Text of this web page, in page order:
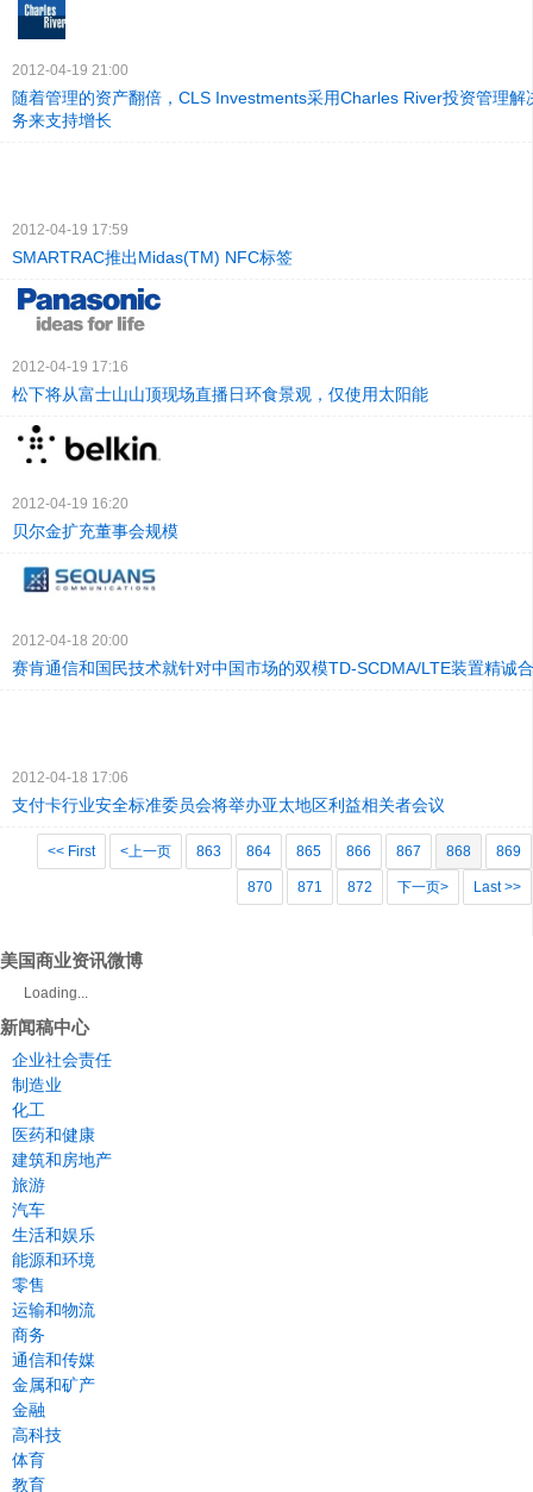
2012-04-19 21:00
随着管理的资产翻倍，CLS Investments采用Charles River投资管理解
务来支持增长
2012-04-19 17:59
SMARTRAC推出Midas(TM) NFC标签
2012-04-19 17:16
松下将从富士山山顶现场直播日环食景观，仅使用太阳能
2012-04-19 16:20
贝尔金扩充董事会规模
2012-04-18 20:00
赛肯通信和国民技术就针对中国市场的双模TD-SCDMA/LTE装置精诚
2012-04-18 17:06
支付卡行业安全标准委员会将举办亚太地区利益相关者会议
<< First <上一页 863 864 865 866 867 868 869
870 871 872 下一页> Last >>
美国商业资讯微博
Loading...
新闻稿中心
企业社会责任
制造业
化工
医药和健康
建筑和房地产
旅游
汽车
生活和娱乐
能源和环境
零售
运输和物流
商务
通信和传媒
金属和矿产
金融
高科技
体育
教育